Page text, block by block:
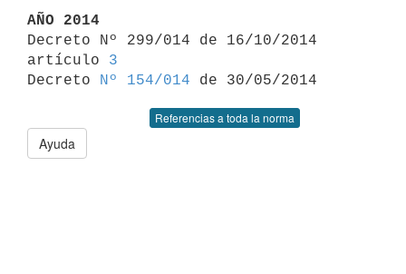
AÑO 2014
Decreto Nº 299/014 de 16/10/2014
artículo 3
Decreto
Nº 154/014
Referencias a toda la norma
Ayuda